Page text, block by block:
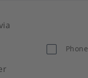
Phone